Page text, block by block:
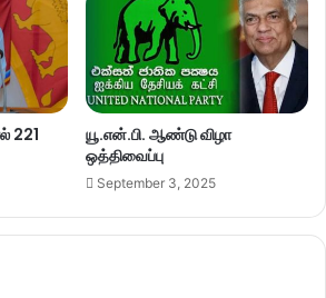
221
யூ.என்.பி. ஆண்டு விழா
ஒத்திவைப்பு
September 3, 2025